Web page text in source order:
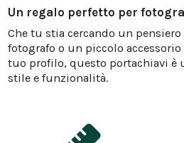
Un regalo perfetto per
Che tu stia cercando un
fotografo o un piccolo
tuo profilo, questo portachiavi è
stile e funzionalità.